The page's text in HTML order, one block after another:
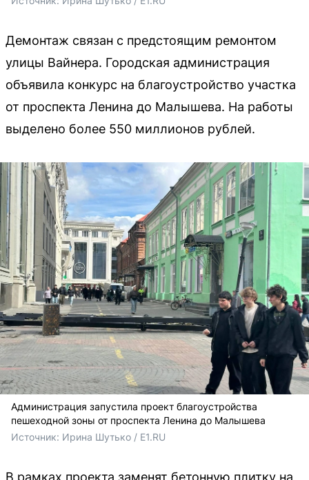
Демонтаж связан с предстоящим ремонтом
улицы Вайнера. Городская администрация
объявила конкурс на благоустройство участка
от проспекта Ленина до Малышева. На работы
выделено более 550 миллионов рублей.
Администрация запустила проект благоустройства
пешеходной зоны от проспекта Ленина до Малышева
Источник: Ирина Шутько / E1.RU
В рамках проекта заменят бетонную плитку на